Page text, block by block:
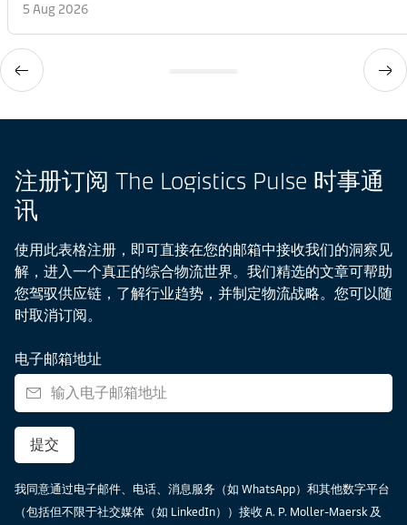
5 Aug 2026
注册订阅 The Logistics Pulse 时事通
讯
使用此表格注册，即可直接在您的邮箱中接收我们的洞察见
解，进入一个真正的综合物流世界。我们精选的文章可帮助
您驾驭供应链，了解行业趋势，并制定物流战略。您可以随
时取消订阅。
电子邮箱地址
提交
我同意通过电子邮件、电话、消息服务（如 WhatsApp）和其他数字平台
（包括但不限于社交媒体（如 LinkedIn））接收 A. P. Moller-Maersk 及